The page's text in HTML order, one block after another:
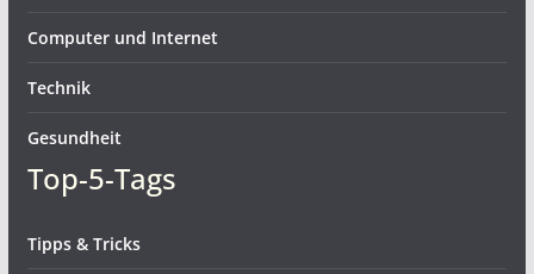
Computer und Internet
Technik
Gesundheit
Top-5-Tags
Tipps & Tricks